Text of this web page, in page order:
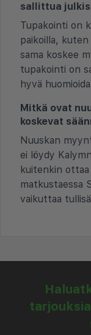
sallittua
Tupakointi on
paikoilla,
sama koskee
tupakointi on
hyvä
Mitkä ovat
koskevat
Nuuskan
ei löydy
kuitenkin
matkustaessa
vaikuttaa